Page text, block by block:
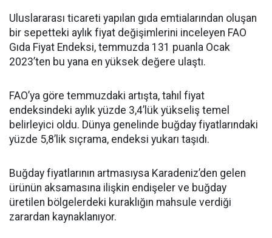
Uluslararası ticareti yapılan gıda emtialarından oluşan
bir sepetteki aylık fiyat değişimlerini inceleyen FAO
Gıda Fiyat Endeksi, temmuzda 131 puanla Ocak
2023’ten bu yana en yüksek değere ulaştı.
FAO’ya göre temmuzdaki artışta, tahıl fiyat
endeksindeki aylık yüzde 3,4’lük yükseliş temel
belirleyici oldu. Dünya genelinde buğday fiyatlarındaki
yüzde 5,8’lik sıçrama, endeksi yukarı taşıdı.
Buğday fiyatlarının artmasıysa Karadeniz’den gelen
ürünün aksamasına ilişkin endişeler ve buğday
üretilen bölgelerdeki kuraklığın mahsule verdiği
zarardan kaynaklanıyor.